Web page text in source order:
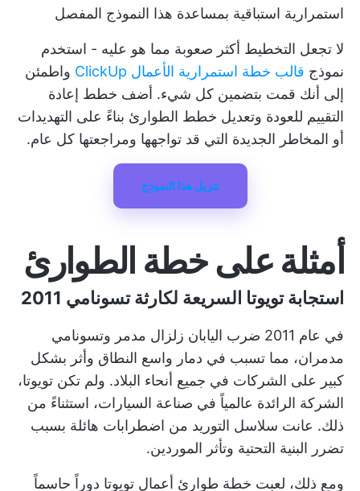
استمرارية استباقية بمساعدة هذا النموذج المفصل
لا تجعل التخطيط أكثر صعوبة مما هو عليه - استخدم
نموذج قالب خطة استمرارية الأعمال ClickUp
واطمئن
إلى أنك قمت بتضمين كل شيء. أضف خطط إعادة
التقييم للعودة وتعديل خطط الطوارئ بناءً على التهديدات
أو المخاطر الجديدة التي قد تواجهها ومراجعتها كل عام.
تنزيل هذا النموذج
أمثلة على خطة الطوارئ
استجابة تويوتا السريعة لكارثة تسونامي 2011
في عام 2011 ضرب اليابان زلزال مدمر وتسونامي
مدمران، مما تسبب في دمار واسع النطاق وأثر بشكل
كبير على الشركات في جميع أنحاء البلاد. ولم تكن تويوتا،
الشركة الرائدة عالمياً في صناعة السيارات، استثناءً من
ذلك. عانت سلاسل التوريد من اضطرابات هائلة بسبب
تضرر البنية التحتية وتأثر الموردين.
ومع ذلك، لعبت خطة طوارئ أعمال تويوتا دوراً حاسماً